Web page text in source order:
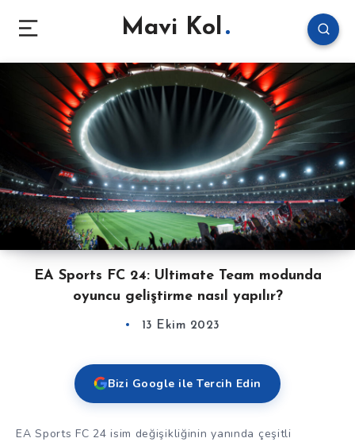
Mavi Kol
EA Sports FC 24: Ultimate Team modunda
oyuncu geliştirme nasıl yapılır?
13 Ekim 2023
Bizi Google ile Tercih Edin
EA Sports FC 24 isim değişikliğinin yanında çeşitli